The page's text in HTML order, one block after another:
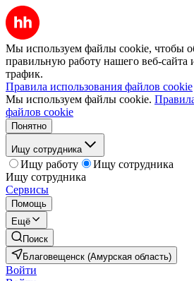
Мы используем файлы cookie, чтобы
правильную работу нашего веб-сайта
трафик.
Правила использования файлов cookie
Мы используем файлы cookie.
файлов cookie
Понятно
Ищу сотрудника
Ищу работу
Ищу сотрудника
Ищу сотрудника
Сервисы
Помощь
Ещё
Поиск
Благовещенск (Амурская область)
Войти